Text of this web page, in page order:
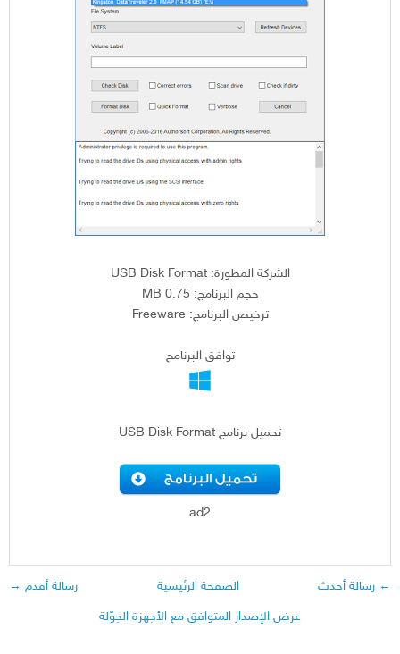
الشركة المطورة: USB Disk Format
حجم البرنامج: 0.75 MB
ترخيص البرنامج: Freeware
توافق البرنامج
تحميل برنامج USB Disk Format
ad2
← رسالة أحدث رسالة أقدم →
الصفحة الرئيسية
عرض الإصدار المتوافق مع الأجهزة الجوّلة